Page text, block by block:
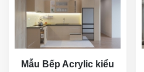
Mẫu Bếp Acrylic kiểu